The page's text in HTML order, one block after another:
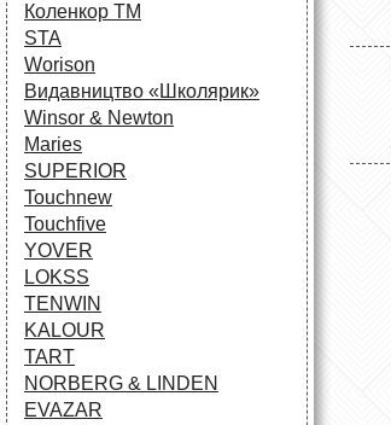
Коленкор ТМ
STA
Worison
Видавництво «Школярик»
Winsor & Newton
Maries
SUPERIOR
Touchnew
Touchfive
YOVER
LOKSS
TENWIN
KALOUR
TART
NORBERG & LINDEN
EVAZAR